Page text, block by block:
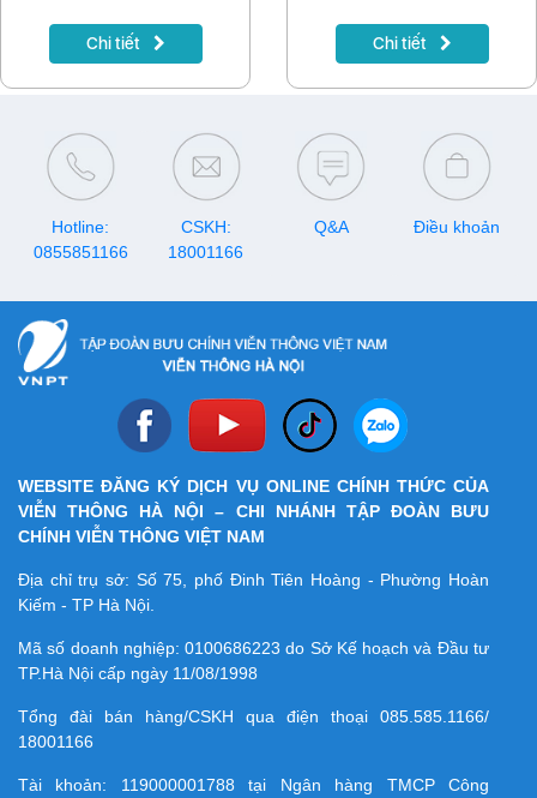
smartphone. Chương trình có
điều kiện tham gia dễ dàng,
Internet VNPT.
Chi tiết
khắc đáng nhớ. Đừng bỏ qua
"thực đơn" giải trí đa dạng mà
Chi tiết
Hotline:
0855851166
CSKH:
18001166
Q&A Điều khoản
WEBSITE ĐĂNG KÝ DỊCH VỤ ONLINE CHÍNH THỨC CỦA
VIỄN THÔNG HÀ NỘI – CHI NHÁNH TẬP ĐOÀN BƯU
CHÍNH VIỄN THÔNG VIỆT NAM
Địa chỉ trụ sở: Số 75, phố Đinh Tiên Hoàng - Phường Hoàn
Kiếm - TP Hà Nội.
Mã số doanh nghiệp:0100686223 do Sở Kế hoạch và Đầu tư
TP.Hà Nội cấp ngày 11/08/1998
Tổng đài bán hàng/CSKH qua điện thoại 085.585.1166/
18001166
Tài khoản: 119000001788 tại Ngân hàng TMCP Công